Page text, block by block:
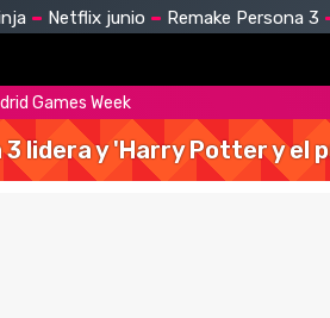
Netflix junio Remake Persona 3
Games Week
lidera y 'Harry Potter y el